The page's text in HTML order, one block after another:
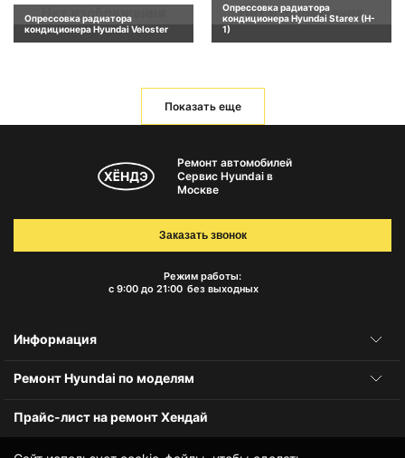
Опрессовка радиатора
кондиционера Hyundai Veloster
Опрессовка радиатора
кондиционера Hyundai Starex (H-
1)
Показать еще
Ремонт автомобилей
Сервис Hyundai в
Москве
Режим работы:
с 9:00 до 21:00 без выходных
Заказать звонок
Информация
Ремонт Hyundai по моделям
Прайс-лист на ремонт Хендай